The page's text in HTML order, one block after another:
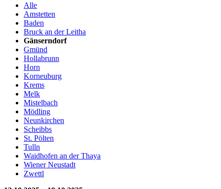
Alle
Amstetten
Baden
Bruck an der Leitha
Gänserndorf
Gmünd
Hollabrunn
Horn
Korneuburg
Krems
Melk
Mistelbach
Mödling
Neunkirchen
Scheibbs
St. Pölten
Tulln
Waidhofen an der Thaya
Wiener Neustadt
Zwettl